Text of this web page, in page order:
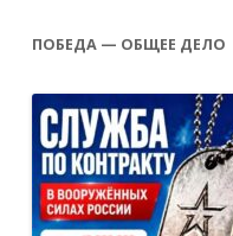
ПОБЕДА — ОБЩЕЕ ДЕЛО